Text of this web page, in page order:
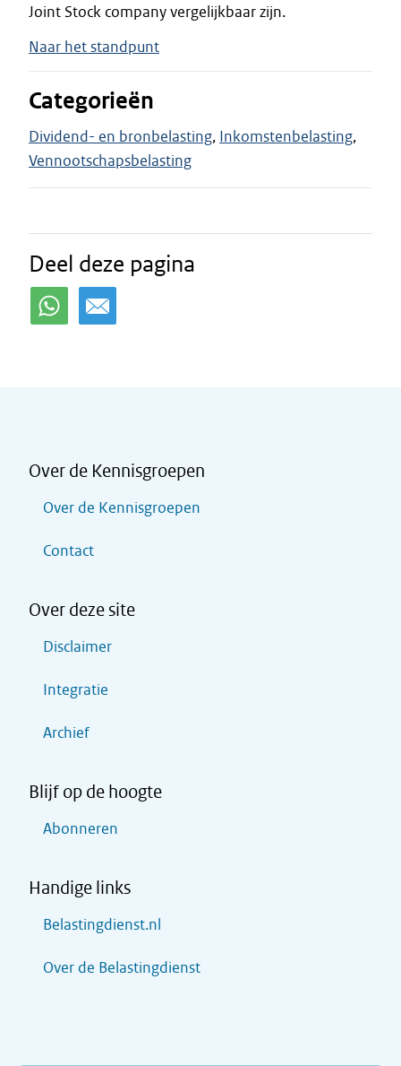
Joint Stock company vergelijkbaar zijn.
Naar het standpunt
Categorieën
Dividend- en bronbelasting Inkomstenbelasting
Vennootschapsbelasting
Deel deze pagina
Over de Kennisgroepen
Over de Kennisgroepen
Contact
Over deze site
Disclaimer
Integratie
Archief
Blijf op de hoogte
Abonneren
Handige links
Belastingdienst.nl
Over de Belastingdienst